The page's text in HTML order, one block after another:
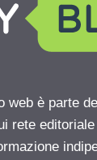
web è parte
rete